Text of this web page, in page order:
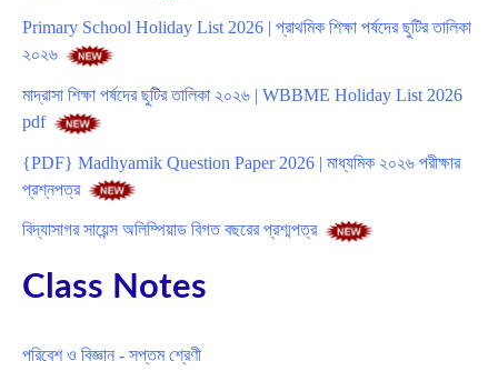
Primary School Holiday List 2026 | প্রাথমিক শিক্ষা পর্ষদের ছুটির তালিকা
২০২৬
মাদ্রাসা শিক্ষা পর্ষদের ছুটির তালিকা ২০২৬ | WBBME Holiday List 2026
pdf
{PDF} Madhyamik Question Paper 2026 | মাধ্যমিক ২০২৬ পরীক্ষার
প্রশ্নপত্র
বিদ্যাসাগর সায়েন্স অলিম্পিয়াড বিগত বছরের প্রশ্মপত্র
Class Notes
পরিবেশ ও বিজ্ঞান - সপ্তম শ্রেণী